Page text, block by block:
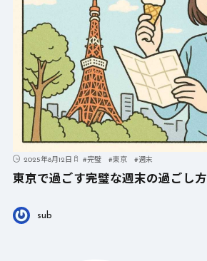
2025年8月12日 #完璧 #東京 #週末
東京で過ごす完璧な週末の過ごし方
sub